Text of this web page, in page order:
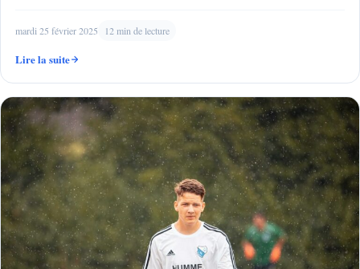
mardi 25 février 2025 12 min de lecture
Lire la suite